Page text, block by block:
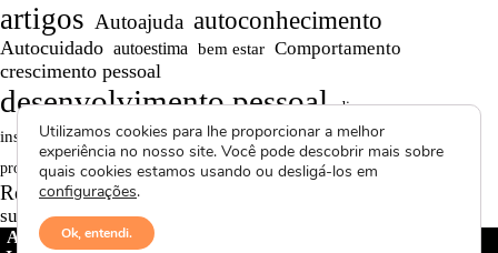
artigos Autoajuda autoconhecimento
Autocuidado autoestima bem estar Comportamento
crescimento pessoal
desenvolvimento pessoal dicas
inspiração
Maturidade Motivação
Persistência
produtividade Projetos autorais reflexão Reflexões
Reflexões de Vida
superação textos curtos
Avctoris Copyright ©
Utilizamos cookies para lhe proporcionar a melhor
experiência no nosso site. Você pode descobrir mais sobre
quais cookies estamos usando ou desligá-los em
configurações.
Ok, entendi.